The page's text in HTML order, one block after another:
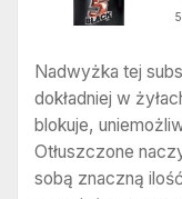
Nadwyżka tej
dokładniej w
blokuje,
Otłuszczone
sobą znaczną